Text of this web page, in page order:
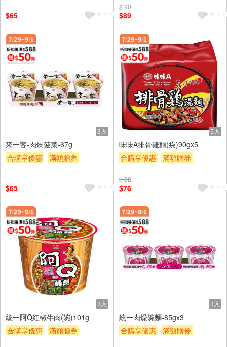
$65
$ 90
$89
3入
來一客-肉燥菠菜-67g
合購享優惠
滿額贈券
$65
5入
味味A排骨雞麵(袋)90gx5
合購享優惠
滿額贈券
$ 82
$76
3入
統一阿Q紅椒牛肉(碗)101g
合購享優惠
滿額贈券
3入
統一肉燥碗麵-85gx3
合購享優惠
滿額贈券